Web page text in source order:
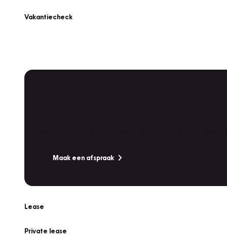
Vakantiecheck
Maak een afspraak
Lease
Private lease